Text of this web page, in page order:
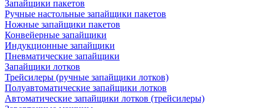
Запайщики пакетов
Ручные настольные запайщики пакетов
Ножные запайщики пакетов
Конвейерные запайщики
Индукционные запайщики
Пневматические запайщики
Запайщики лотков
Трейсилеры (ручные запайщики лотков)
Полуавтоматические запайщики лотков
Автоматические запайщики лотков (трейсилеры)